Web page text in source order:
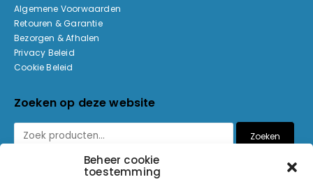
Beheer cookie
toestemming
Algemene Voorwaarden
Retouren & Garantie
Bezorgen & Afhalen
Privacy Beleid
Cookie Beleid
Zoeken op deze website
Zoeken